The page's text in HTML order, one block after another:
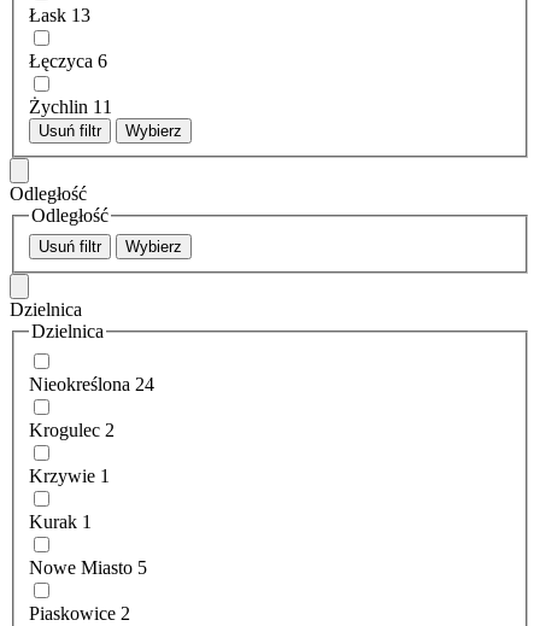
Łask 13
Łęczyca 6
Żychlin 11
Usuń filtr Wybierz
Odległość
Odległość
Usuń filtr Wybierz
Dzielnica
Dzielnica
Nieokreślona 24
Krogulec 2
Krzywie 1
Kurak 1
Nowe Miasto 5
Piaskowice 2